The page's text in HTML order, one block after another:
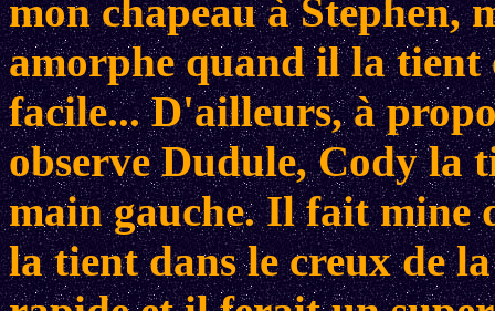
mon chapeau à Stephen,
amorphe quand il la tient
facile... D'ailleurs, à
observe Dudule, Cody la
main gauche. Il fait mine
la tient dans le creux de